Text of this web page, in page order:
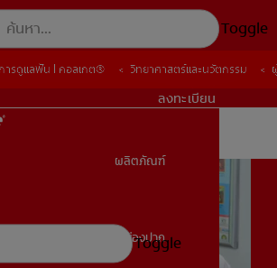
Toggle
สุขภาพช่องปาก
ลงทะเบียน
ผลิตภัณฑ์
สุขภาพช่องปาก
Toggle
ารดูแลฟัน | คอลเกต® วิทยาศาสตร์และนวัตกรรม
ารดูแลฟัน | คอลเกต® วิทยาศาสตร์และนวัตกรรม